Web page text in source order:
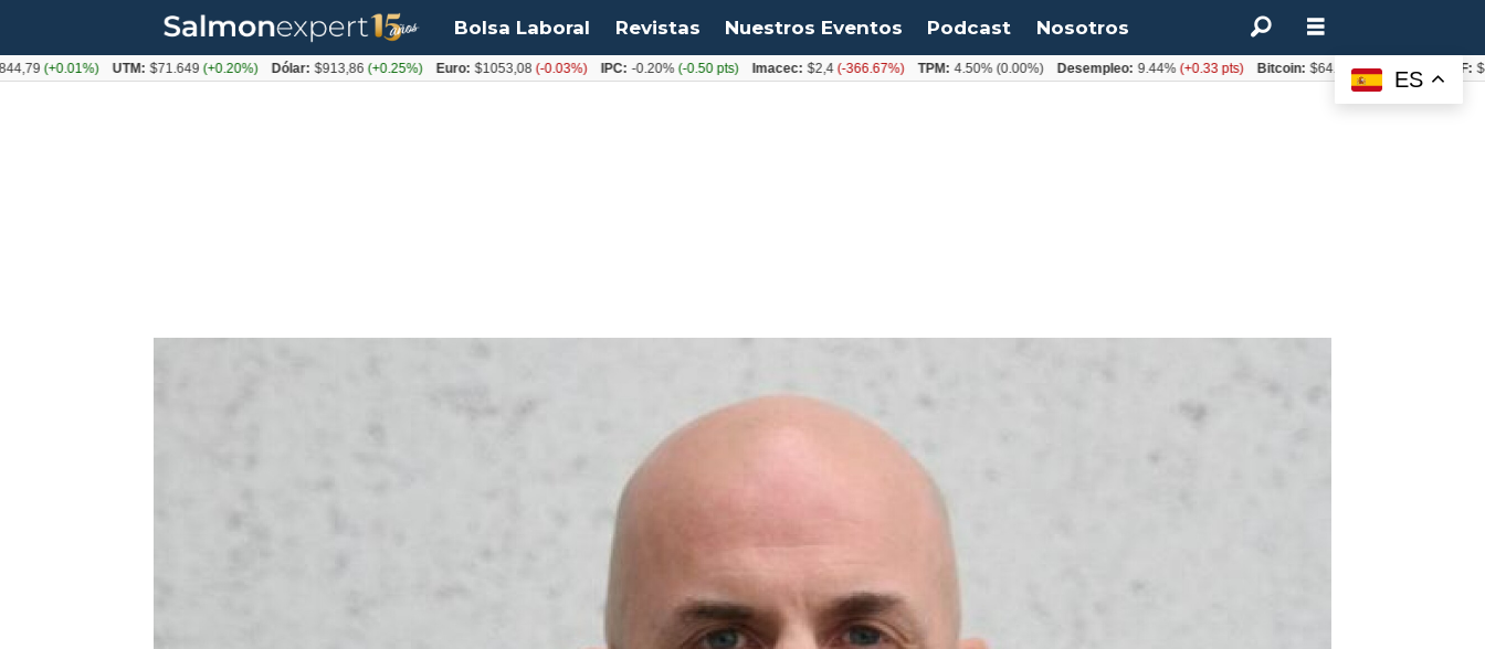
Bolsa Laboral Revistas Nuestros Eventos Podcast Nosotros
ES
UTM: $71.649(+0.20%) Dólar: $913,86(+0.25%) Euro: $1053,08(-0.03%) IPC: -0.20%(-0.50 pts) Imacec: $2,4(-366.67%) TPM: 4.50% (0.00%) Desempleo: 9.44% (+0.33 pts) Bitcoin: $64.600,08 (+2.93%)